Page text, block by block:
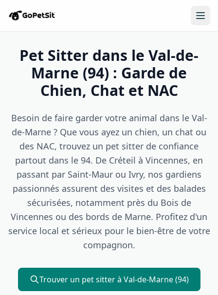
Pet Sitter dans le Val-de-
Marne (94) : Garde de
Chien, Chat et NAC
Besoin de faire garder votre animal dans le Val-
de-Marne ? Que vous ayez un chien, un chat ou
des NAC, trouvez un pet sitter de confiance
partout dans le 94. De Créteil à Vincennes, en
passant par Saint-Maur ou Ivry, nos gardiens
passionnés assurent des visites et des balades
sécurisées, notamment près du Bois de
Vincennes ou des bords de Marne. Profitez d'un
service local et sérieux pour le bien-être de votre
compagnon.
Trouver un pet sitter à Val-de-Marne (94)